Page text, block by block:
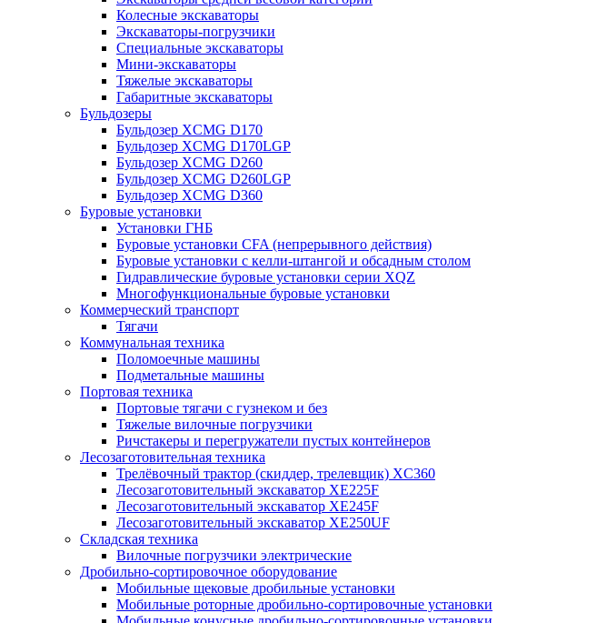
Колесные экскаваторы
Экскаваторы-погрузчики
Специальные экскаваторы
Мини-экскаваторы
Тяжелые экскаваторы
Габаритные экскаваторы
Бульдозеры
Бульдозер XCMG D170
Бульдозер XCMG D170LGP
Бульдозер XCMG D260
Бульдозер XCMG D260LGP
Бульдозер XCMG D360
Буровые установки
Установки ГНБ
Буровые установки CFA (непрерывного действия)
Буровые установки с келли-штангой и обсадным столом
Гидравлические буровые установки серии XQZ
Многофункциональные буровые установки
Коммерческий транспорт
Тягачи
Коммунальная техника
Поломоечные машины
Подметальные машины
Портовая техника
Портовые тягачи с гузнеком и без
Тяжелые вилочные погрузчики
Ричстакеры и перегружатели пустых контейнеров
Лесозаготовительная техника
Трелёвочный трактор (скиддер, трелевщик) XC360
Лесозаготовительный экскаватор XE225F
Лесозаготовительный экскаватор XE245F
Лесозаготовительный экскаватор XE250UF
Складская техника
Вилочные погрузчики электрические
Дробильно-сортировочное оборудование
Мобильные щековые дробильные установки
Мобильные роторные дробильно-сортировочные установки